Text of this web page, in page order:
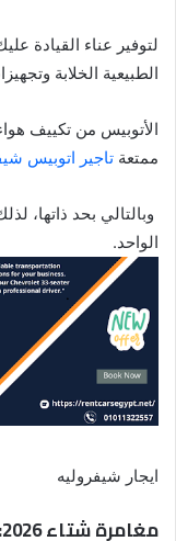
لتوفير عناء القيادة
الطبيعية الخلابة
الأتوبيس من تكييف
ممتعة تاجير اتوبيس
وبالتالي بحد ذاتها،
الواحد.
ايجار شيفروليه